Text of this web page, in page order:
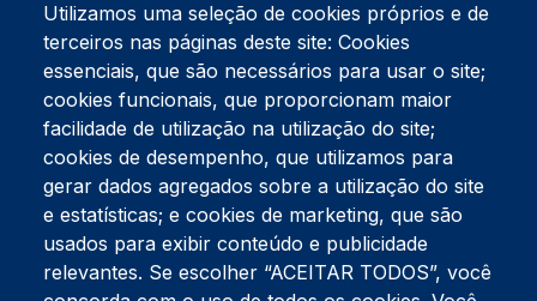
Tel:234 390 100Fax:234 390 100
Endereço Postal
Apartado 42
Rua Gil Eanes 31
3834-908 Gafanha da Nazaré
Utilizamos uma seleção de cookies próprios e de
terceiros nas páginas deste site: Cookies
essenciais, que são necessários para usar o site;
cookies funcionais, que proporcionam maior
facilidade de utilização na utilização do site;
cookies de desempenho, que utilizamos para
gerar dados agregados sobre a utilização do site
e estatísticas; e cookies de marketing, que são
usados para exibir conteúdo e publicidade
relevantes. Se escolher “ACEITAR TODOS”, você